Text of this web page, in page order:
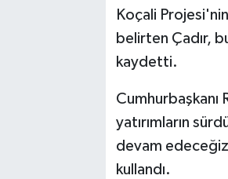
Koçali
belirten Çadır,
kaydetti.
Cumhurbaşkanı
yatırımların
devam
kullandı.